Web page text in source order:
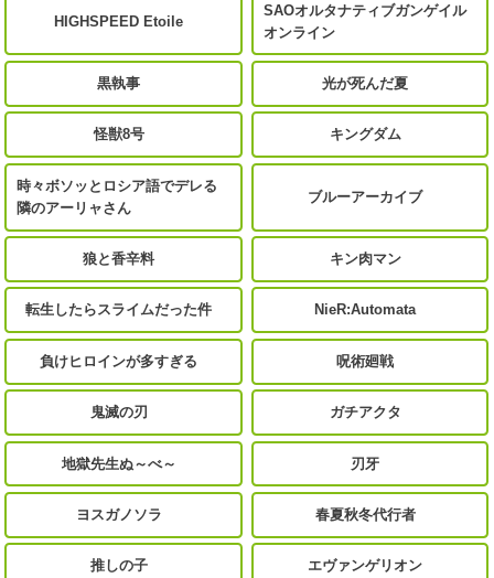
HIGHSPEED Etoile
SAOオルタナティブガンゲイル
オンライン
黒執事 光が死んだ夏
怪獣8号 キングダム
時々ボソッとロシア語でデレる
隣のアーリャさん
ブルーアーカイブ
狼と香辛料 キン肉マン
転生したらスライムだった件 NieR:Automata
負けヒロインが多すぎる 呪術廻戦
鬼滅の刃 ガチアクタ
地獄先生ぬ～べ～ 刃牙
ヨスガノソラ 春夏秋冬代行者
推しの子 エヴァンゲリオン